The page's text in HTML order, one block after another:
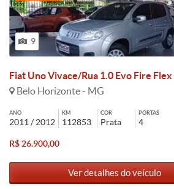
9
Fiat Uno Vivace/Rua 1.0 Evo Fire
Belo Horizonte - MG
ANO
2011 / 2012
KM
112853
COR
Prata
PORTAS
4
R$ 26.900,00
Ver detalhes do veículo